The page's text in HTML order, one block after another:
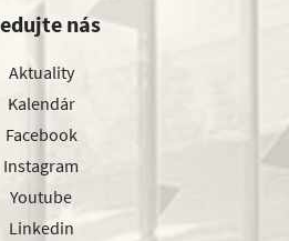
nás
Aktuality
Kalendár
Facebook
Instagram
Youtube
Linkedin